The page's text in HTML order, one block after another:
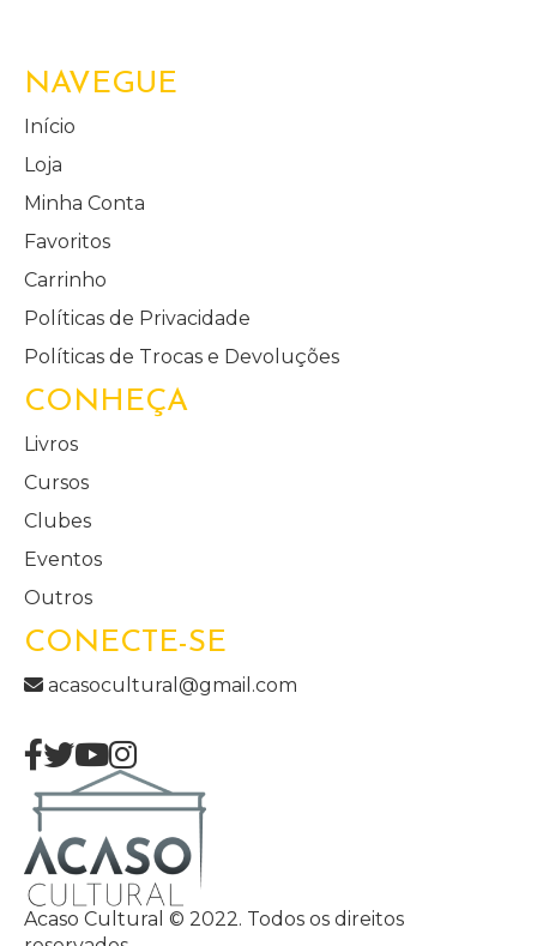
NAVEGUE
Início
Loja
Minha Conta
Favoritos
Carrinho
Políticas de Privacidade
Políticas de Trocas e Devoluções
CONHEÇA
Livros
Cursos
Clubes
Eventos
Outros
CONECTE-SE
acasocultural@gmail.com
Acaso Cultural © 2022. Todos os direitos